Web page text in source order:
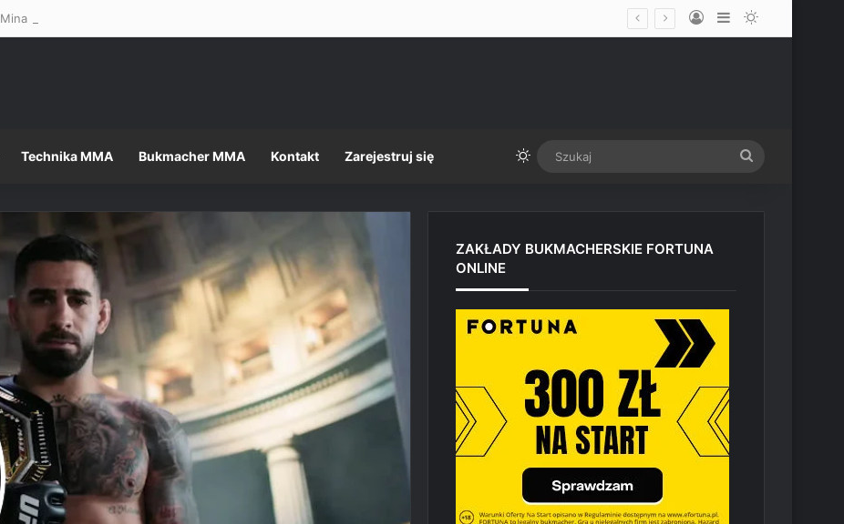
Mina nietęga, ale formalności, jak zawsze, dopełnione – Mateusz Gamrot w limicie przed UFC Vegas Log InSidebarSwitch skin
Technika MMA Bukmacher MMA Kontakt Zarejestruj się Switch skin
ZAKŁADY BUKMACHERSKIE FORTUNA
ONLINE